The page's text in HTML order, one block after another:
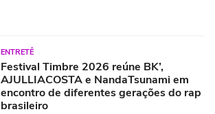
ENTRETÊ
Festival Timbre 2026 reúne BK’,
AJULLIACOSTA e NandaTsunami em
encontro de diferentes gerações do rap
brasileiro